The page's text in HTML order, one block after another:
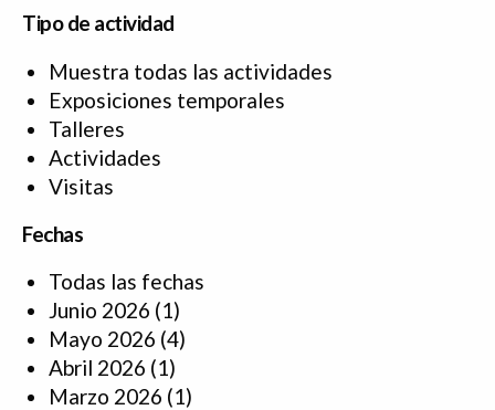
Tipo de actividad
Muestra todas las actividades
Exposiciones temporales
Talleres
Actividades
Visitas
Fechas
Todas las fechas
Junio 2026 (1)
Mayo 2026 (4)
Abril 2026 (1)
Marzo 2026 (1)